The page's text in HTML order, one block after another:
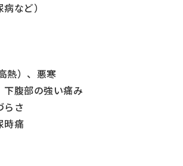
水
土
など）
熱）、悪寒
下腹部の強い痛み
らさ
時痛